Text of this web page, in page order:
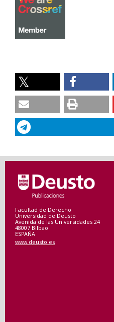
Facultad de Derecho
Universidad de Deusto
Avenida de las Universidades 24
48007 Bilbao
ESPAÑA
www.deusto.es